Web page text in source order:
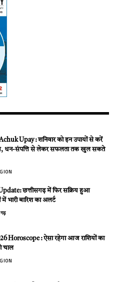
Upay : शनिवार को इन उपायों से करें
धन-संपत्ति से लेकर सफलता तक खुल सकते
छत्तीसगढ़ में फिर सक्रिय हुआ
भारी बारिश का अलर्ट
Horoscope : ऐसा रहेगा आज राशियों का
चाल